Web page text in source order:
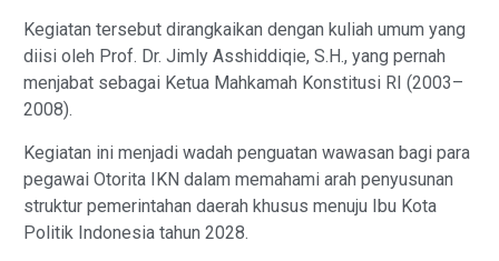
Kegiatan tersebut dirangkaikan dengan kuliah umum yang
diisi oleh Prof. Dr. Jimly Asshiddiqie, S.H., yang pernah
menjabat sebagai Ketua Mahkamah Konstitusi RI (2003–
2008).
Kegiatan ini menjadi wadah penguatan wawasan bagi para
pegawai Otorita IKN dalam memahami arah penyusunan
struktur pemerintahan daerah khusus menuju Ibu Kota
Politik Indonesia tahun 2028.